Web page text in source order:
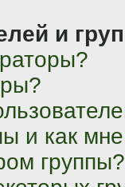
и
и как
группы?